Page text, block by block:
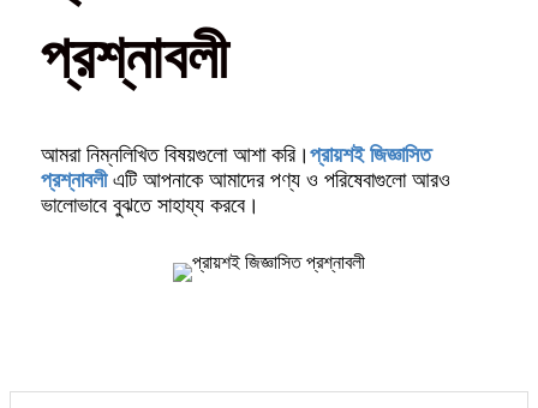
প্রশ্নাবলী
আমরা নিম্নলিখিত বিষয়গুলো আশা করি। প্রায়শই জিজ্ঞাসিত
প্রশ্নাবলী এটি আপনাকে আমাদের পণ্য ও পরিষেবাগুলো আরও
ভালোভাবে বুঝতে সাহায্য করবে।